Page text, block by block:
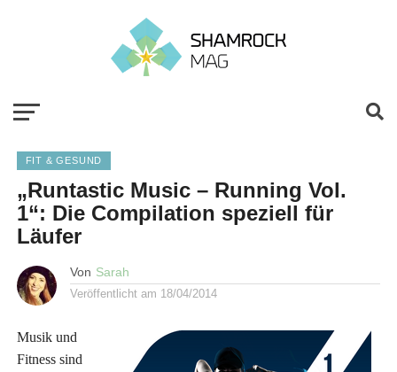
FIT & GESUND
„Runtastic Music – Running Vol.
1“: Die Compilation speziell für
Läufer
Von Sarah
Veröffentlicht am 18/04/2014
Musik und
Fitness sind